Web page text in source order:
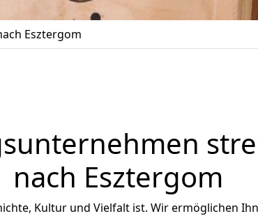
Esztergom
nach Esztergom
Kultur und Vielfalt ist. Wir ermöglichen